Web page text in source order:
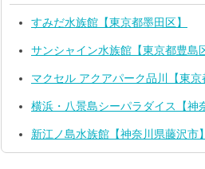
すみだ水族館【東京都墨田区】
サンシャイン水族館【東京都豊島
マクセル アクアパーク品川【東京
横浜・八景島シーパラダイス【神
新江ノ島水族館【神奈川県藤沢市